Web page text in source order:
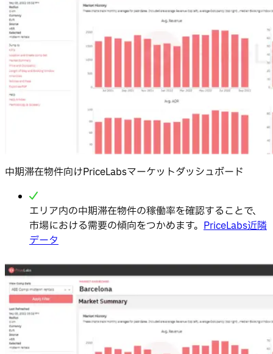
中期滞在物件向けPriceLabsマーケットダッシュボード
エリア内の中期滞在物件の稼働率を確認することで、
市場における需要の傾向をつかめます。 PriceLabs近隣
データ